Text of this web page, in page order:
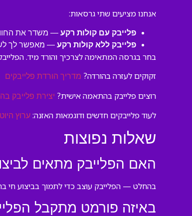
אנחנו מציעים שתי גרסאות:
פלייבק עם קולות רקע — משדר את
פלייבק ללא קולות רקע — מאפשר לך
בחר בגרסה המתאימה לצרכיך והורד מיד.
זקוקים לעזרה בהורדה? מדריך הורדת פלייבקים
רוצים פלייבק בהתאמה אישית? יצירת פלייבק
לעוד פלייבקים חדשים ודוגמאות האזנה: ערוץ
שאלות נפוצות
האם הפלייבק מתאים
בהחלט — הפלייבק עוצב כדי לתמוך בביצוע חי
באיזה פורמט מתקבל